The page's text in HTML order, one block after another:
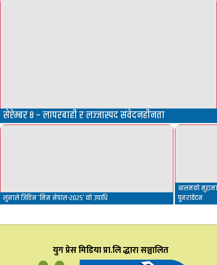
सेप्टेम्बर ८ – लापरबाही र लज्जास्पद संवेदनहीनता
लुनाले जितिन ‘मिस नेपाल-२०२५’ को उपाधि
आलमको
पुनरावेदन
युग प्रेस मिडिया प्रा.लि द्धारा सञ्चालित